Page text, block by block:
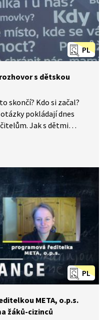
za největší
konce studené války.
PL
s dětskou
skončí? Kdo si začal?
pokládají dnes
Jak s dětmi
PL
META, o.p.s.
žáků-cizinců